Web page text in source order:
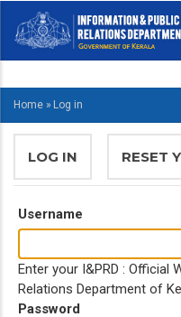
main
BREADCRUMB
Home » Log in
PRIMARY
TABS
LOG IN (ACTIVERESET
Username
Enter your I&PRD : Official
Relations Department of
Password